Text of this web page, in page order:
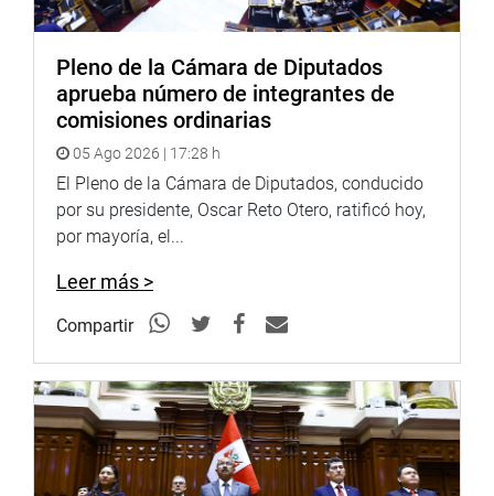
Pleno de la Cámara de Diputados
aprueba número de integrantes de
comisiones ordinarias
05 Ago 2026 | 17:28 h
El Pleno de la Cámara de Diputados, conducido
por su presidente, Oscar Reto Otero, ratificó hoy,
por mayoría, el...
Leer más >
Compartir